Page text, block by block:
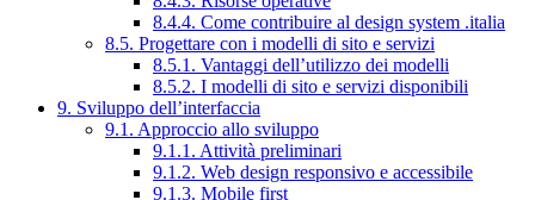
8.4.4. Come contribuire al design system .italia
8.5. Progettare con i modelli di sito e servizi
8.5.1. Vantaggi dell’utilizzo dei modelli
8.5.2. I modelli di sito e servizi disponibili
9. Sviluppo dell’interfaccia
9.1. Approccio allo sviluppo
9.1.1. Attività preliminari
9.1.2. Web design responsivo e accessibile
9.1.3. Mobile first